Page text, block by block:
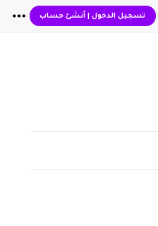
تسجيل الدخول| أنشئ حساب